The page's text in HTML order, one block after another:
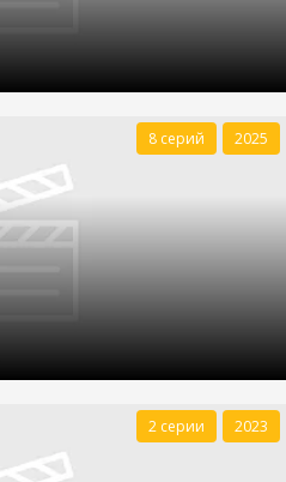
8 серий 2025
2 серии 2023